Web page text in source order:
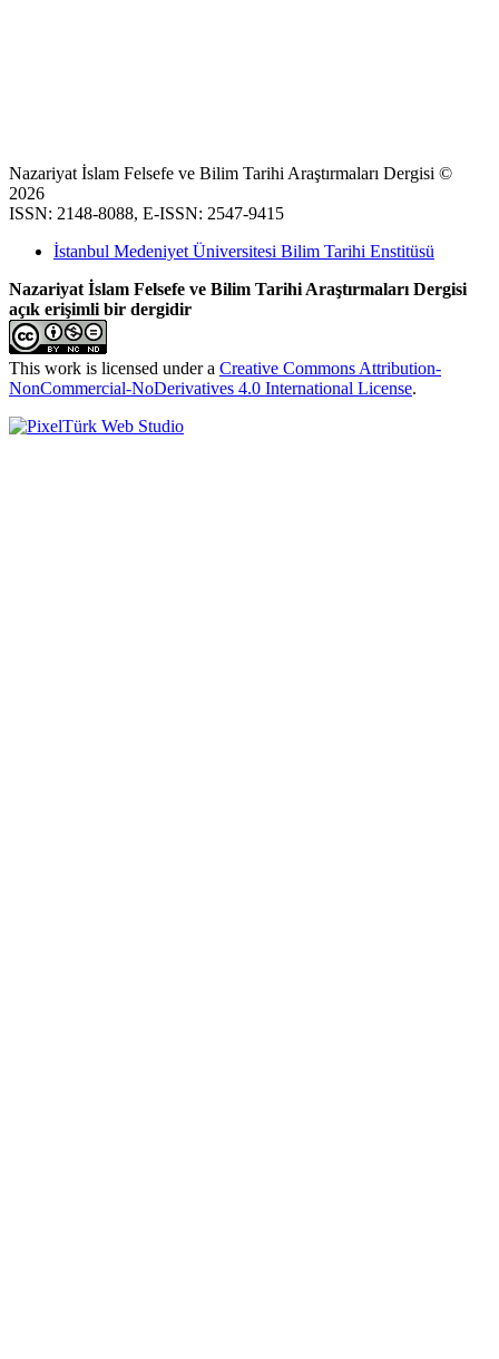
Nazariyat İslam Felsefe ve Bilim Tarihi Araştırmaları Dergisi ©
2026
ISSN: 2148-8088, E-ISSN: 2547-9415
İstanbul Medeniyet Üniversitesi Bilim Tarihi Enstitüsü
Nazariyat İslam Felsefe ve Bilim Tarihi Araştırmaları Dergisi
açık erişimli bir dergidir
This work is licensed under a Creative Commons Attribution-
NonCommercial-NoDerivatives 4.0 International License.